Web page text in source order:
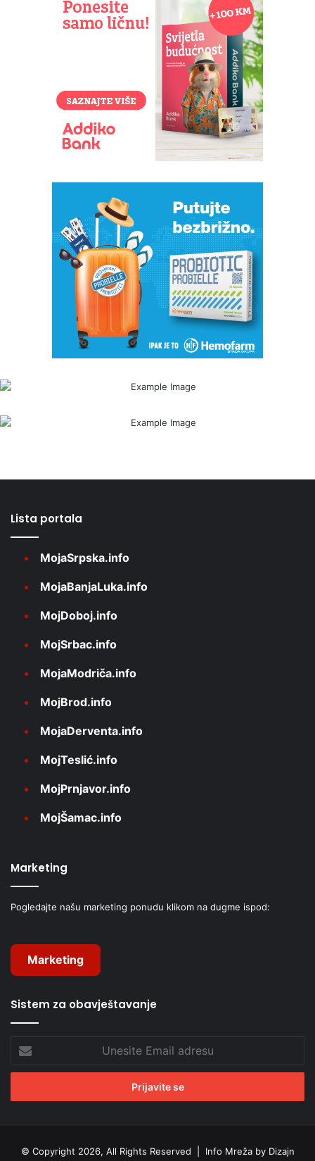
Lista portala
MojaSrpska.info
MojaBanjaLuka.info
MojDoboj.info
MojSrbac.info
MojaModriča.info
MojBrod.info
MojaDerventa.info
MojTeslić.info
MojPrnjavor.info
MojŠamac.info
Marketing
Pogledajte našu marketing ponudu klikom na dugme ispod:
Marketing
Sistem za obavještavanje
Email
adresu
© Copyright 2026, All Rights Reserved | Info Mreža by Dizajn